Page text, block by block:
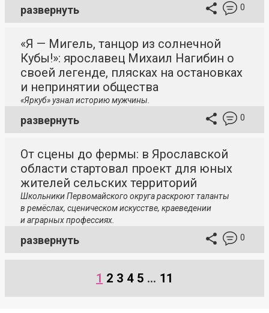
развернуть 0
«Я — Мигель, танцор из солнечной
Кубы!»: ярославец Михаил Нагибин о
своей легенде, плясках на остановках
и непринятии общества
«Яркуб» узнал историю мужчины.
развернуть 0
От сцены до фермы: в Ярославской
области стартовал проект для юных
жителей сельских территорий
Школьники Первомайского округа раскроют таланты
в ремёслах, сценическом искусстве, краеведении
и аграрных профессиях.
развернуть 0
1 2 3 4 5 ... 11